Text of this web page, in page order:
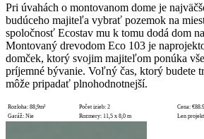
Pri úvahách o montovanom dome je
budúceho majiteľa vybrať pozemok na
spoločnosť Ecostav mu k tomu dodá dom
Montovaný drevodom Eco 103 je
domček, ktorý svojim majiteľom ponúka
príjemné bývanie. Voľný čas, ktorý budete
môže pripadať plnohodnotnejší.
Rozloha: 88,9m² Počet izieb: 2 Cena:
Garáž: Nie Rozmery: 11,5 x 8,0 m Len